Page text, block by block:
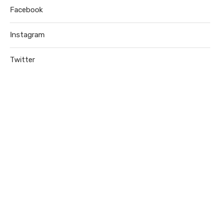
Facebook
Instagram
Twitter